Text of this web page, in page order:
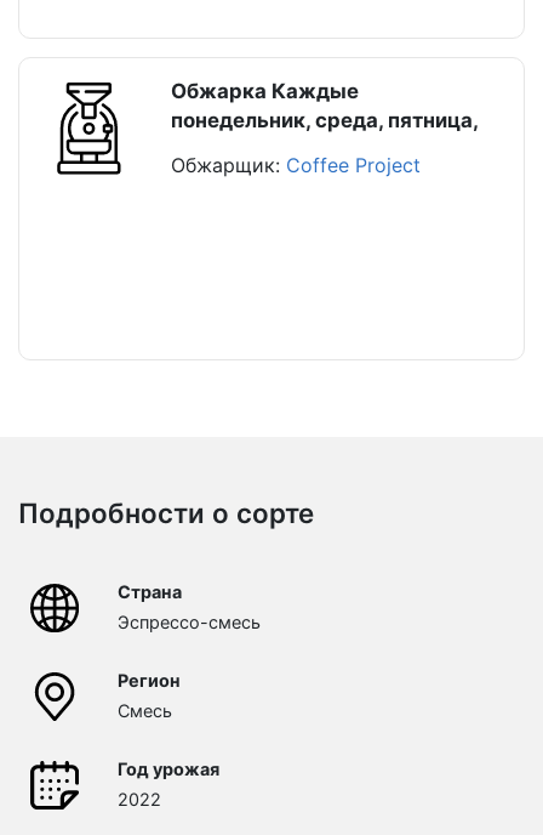
Обжарка Каждые
понедельник, среда, пятница,
Обжарщик: Coffee Project
Подробности о сорте
Страна
Эспрессо-смесь
Регион
Смесь
Год урожая
2022